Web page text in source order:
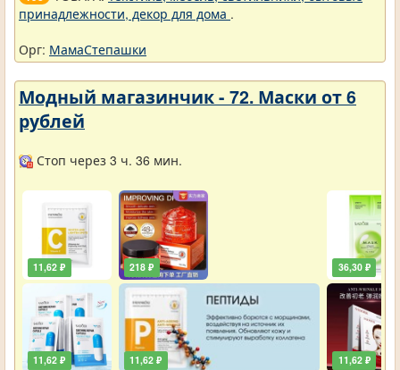
принадлежности, декор для дома .
Орг: МамаСтепашки
Модный магазинчик - 72. Маски от 6
рублей
Стоп через 3 ч. 36 мин.
11,62 ₽
11,62 ₽
218 ₽
11,62 ₽
36,30 ₽
11,62 ₽